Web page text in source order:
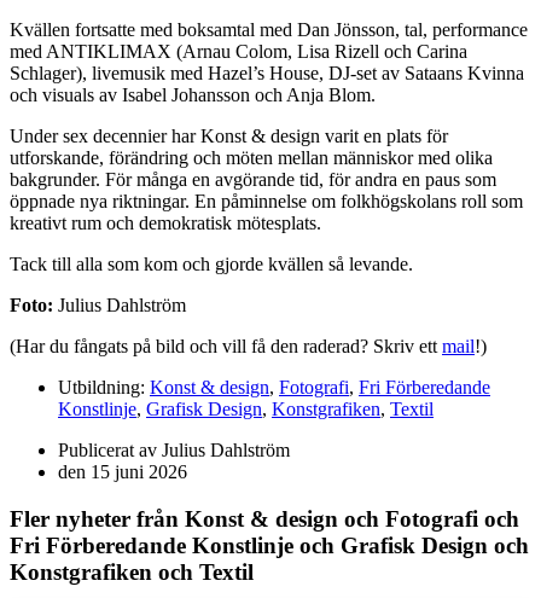
Kvällen fortsatte med boksamtal med Dan Jönsson, tal, performance
med ANTIKLIMAX (Arnau Colom, Lisa Rizell och Carina
Schlager), livemusik med Hazel’s House, DJ-set av Sataans Kvinna
och visuals av Isabel Johansson och Anja Blom.
Under sex decennier har Konst & design varit en plats för
utforskande, förändring och möten mellan människor med olika
bakgrunder. För många en avgörande tid, för andra en paus som
öppnade nya riktningar. En påminnelse om folkhögskolans roll som
kreativt rum och demokratisk mötesplats.
Tack till alla som kom och gjorde kvällen så levande.
Foto: Julius Dahlström
(Har du fångats på bild och vill få den raderad? Skriv ett mail!)
Utbildning: Konst & design, Fotografi, Fri Förberedande
Konstlinje, Grafisk Design, Konstgrafiken, Textil
Publicerat av Julius Dahlström
den 15 juni 2026
Fler nyheter från Konst & design och Fotografi och
Fri Förberedande Konstlinje och Grafisk Design och
Konstgrafiken och Textil